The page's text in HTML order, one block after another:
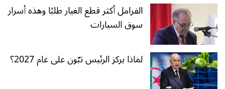
الفرامل أكثر قطع الغيار طلبًا وهذه أسرار
سوق السيارات
لماذا يركز الرئيس تبّون على عام 2027؟